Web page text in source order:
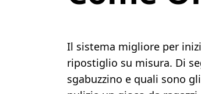
Il sistema migliore per
ripostiglio su misura. Di
sgabuzzino e quali sono